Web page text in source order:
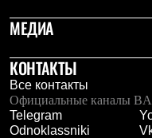
МЕДИА
КОНТАКТЫ
Все контакты
Официальные каналы
Telegram
Odnoklassniki